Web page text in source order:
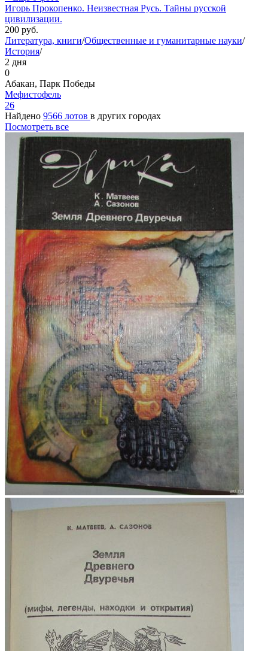
Игорь Прокопенко. Неизвестная Русь. Тайны русской
цивилизации.
200 руб.
Литература, книги/Общественные и гуманитарные науки/
История/
2 дня
0
Абакан, Парк Победы
Мефистофель
26
Найдено 9566 лотов в других городах
Посмотреть все